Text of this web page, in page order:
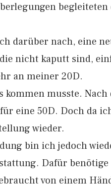
darüber nach, eine
nicht kaputt sind,
an meiner 20D.
kommen musste.
eine 50D. Doch da
wieder.
bin ich jedoch
Dafür
von einem